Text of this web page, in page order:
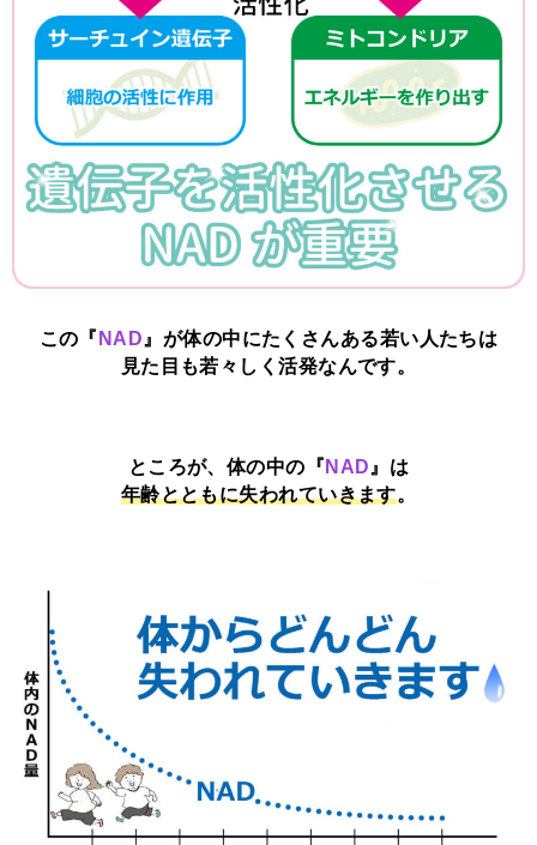
この『 NAD』が体の中にたくさんある若い人たちは
見た目も若々しく活発なんです。
ところが、体の中の『 NAD』は
年齢とともに失われていきます。